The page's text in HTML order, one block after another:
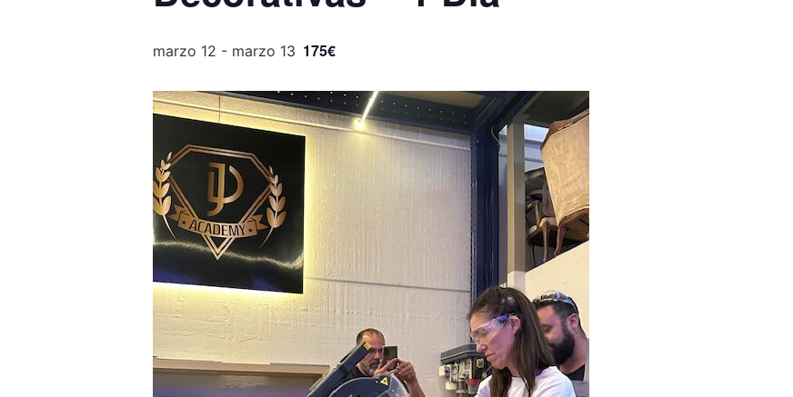
marzo 12 - marzo 13 175€